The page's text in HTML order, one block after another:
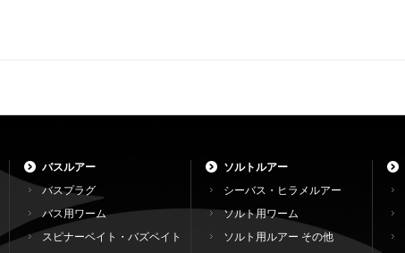
バスルアー
バスプラグ
バス用ワーム
スピナーベイト・バズベイト
ソルトルアー
シーバス・ヒラメルアー
ソルト用ワーム
ソルト用ルアー その他